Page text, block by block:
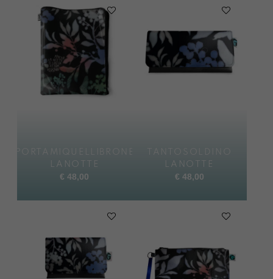
PORTAMIQUELLIBRONE
LANOTTE
€ 48,00
LANOTTE
€ 48,00